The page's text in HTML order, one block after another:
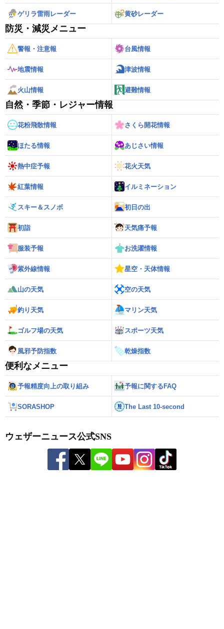
ゲリラ雷雨レーダー 黄砂レーダー
防災・減災メニュー
警報・注意報 台風情報
地震情報 津波情報
火山情報 避難情報
自然・季節・レジャー情報
花粉飛散情報 さくら開花情報
ほたる情報 あじさい情報
熱中症予報 花火天気
紅葉情報 イルミネーション
スキー＆スノボ 初日の出
初詣 天気痛予報
服装予報 お洗濯情報
紫外線情報 星空・天体情報
山の天気 空の天気
釣り天気 マリン天気
ゴルフ場の天気 スポーツ天気
風邪予防指数 乾燥指数
便利なメニュー
予報精度向上の取り組み 予報に関するFAQ
SORASHOP The Last 10-second
ウェザーニュース公式SNS